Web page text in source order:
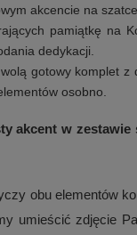
akcencie na szatce.
pamiątkę na
dedykacji.
gotowy komplet z
osobno.
akcent w zestawie
obu elementów
umieścić zdjęcie